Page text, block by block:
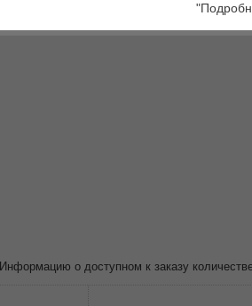
Информацию о доступном к заказу